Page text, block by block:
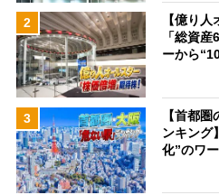
2
【億り
「総資
ーから
3
【首都
ンキング
化”のワ